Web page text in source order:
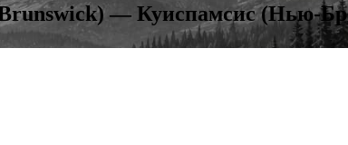
Brunswick) — Куиспамсис (Нью-